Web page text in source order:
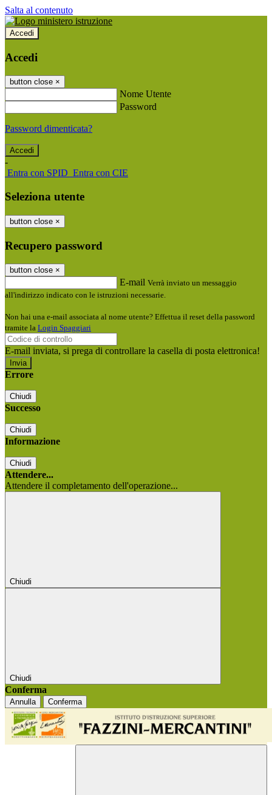
Salta al contenuto
Accedi
Accedi
button close ×
Nome Utente
Password
Password dimenticata?
-
Entra con SPID Entra con CIE
Seleziona utente
button close ×
Recupero password
button close ×
E-mail Verrà inviato un messaggio
all'indirizzo indicato con le istruzioni necessarie.
Non hai una e-mail associata al nome utente? Effettua il reset della password
tramite la Login Spaggiari
E-mail inviata, si prega di controllare la casella di posta elettronica!
Errore
Chiudi
Successo
Chiudi
Informazione
Chiudi
Attendere...
Attendere il completamento dell'operazione...
Chiudi
Chiudi
Conferma
Annulla Conferma